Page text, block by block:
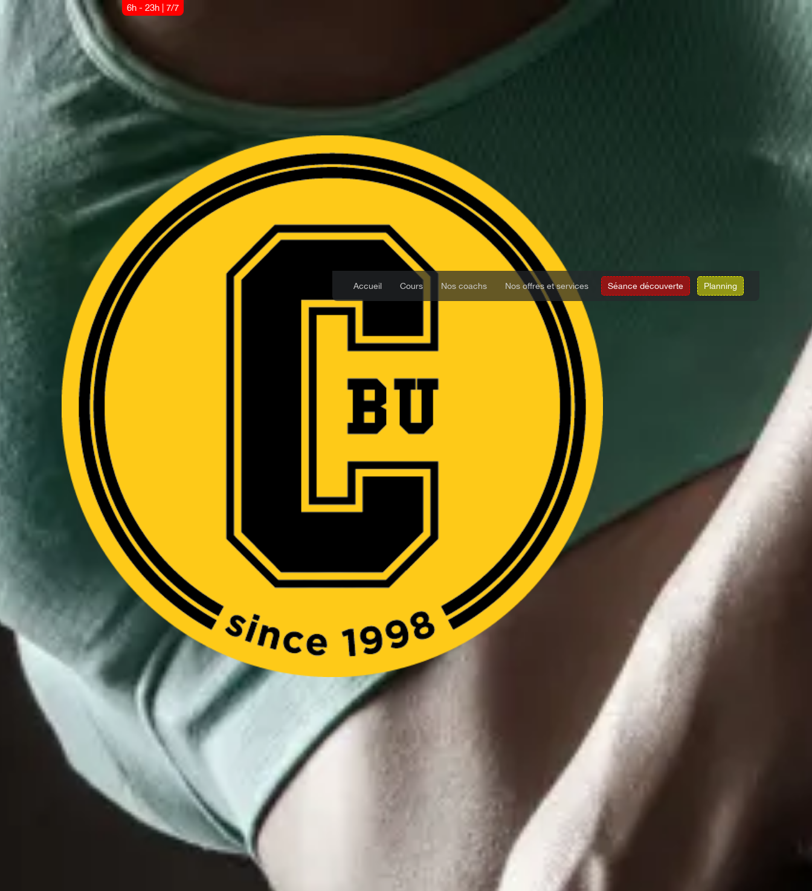
Accueil Cours Nos coachs Nos offres et services Séance découverte Planning
6h - 23h | 7/7